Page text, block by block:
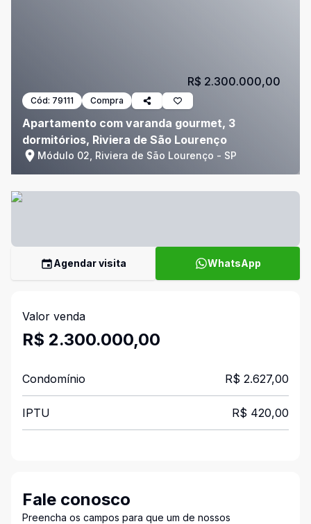
Cód: 79111 Compra
Apartamento com varanda gourmet, 3
dormitórios, Riviera de São Lourenço
Módulo 02, Riviera de São Lourenço - SP
R$ 2.300.000,00
Agendar visita WhatsApp
Valor venda
R$ 2.300.000,00
Condomínio R$ 2.627,00
IPTU R$ 420,00
Fale conosco
Preencha os campos para que um de nossos